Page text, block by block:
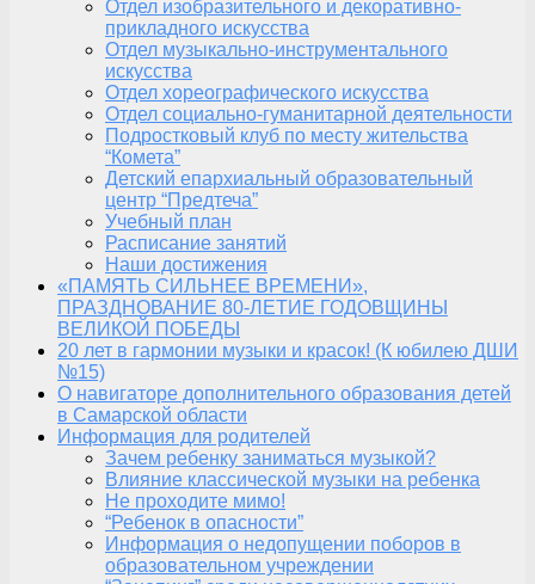
Отдел изобразительного и декоративно-
прикладного искусства
Отдел музыкально-инструментального
искусства
Отдел хореографического искусства
Отдел социально-гуманитарной деятельности
Подростковый клуб по месту жительства
“Комета”
Детский епархиальный образовательный
центр “Предтеча”
Учебный план
Расписание занятий
Наши достижения
«ПАМЯТЬ СИЛЬНЕЕ ВРЕМЕНИ»,
ПРАЗДНОВАНИЕ 80-ЛЕТИЕ ГОДОВЩИНЫ
ВЕЛИКОЙ ПОБЕДЫ
20 лет в гармонии музыки и красок! (К юбилею ДШИ
№15)
О навигаторе дополнительного образования детей
в Самарской области
Информация для родителей
Зачем ребенку заниматься музыкой?
Влияние классической музыки на ребенка
Не проходите мимо!
“Ребенок в опасности”
Информация о недопущении поборов в
образовательном учреждении